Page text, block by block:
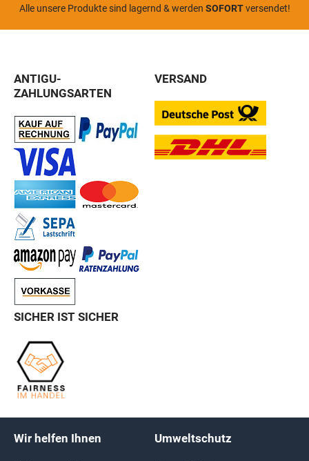
Alle unsere Produkte sind lagernd & werden SOFORTversendet!
ANTIGU-
ZAHLUNGSARTEN
VERSAND
SICHER IST SICHER
Wir helfen Ihnen Umweltschutz